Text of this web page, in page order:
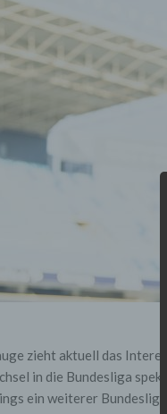
zieht aktuell das
in die Bundesliga
ein weiterer